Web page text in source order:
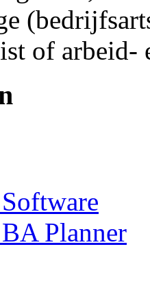
of arbeid-
Planner